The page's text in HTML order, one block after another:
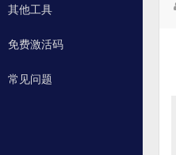
其他工具
免费激活码
常见问题